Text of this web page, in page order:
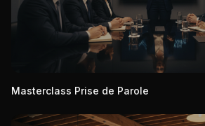
Masterclass Prise de Parole